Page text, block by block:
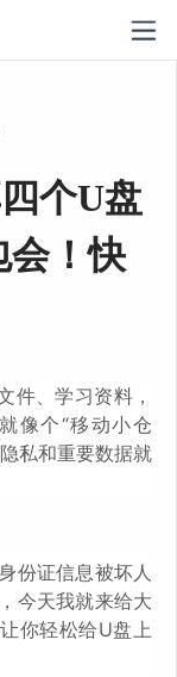
个U盘
会！快
件、学习资料，
像个“移动小仓
私和重要数据就
份证信息被坏人
今天我就来给大
你轻松给U盘上